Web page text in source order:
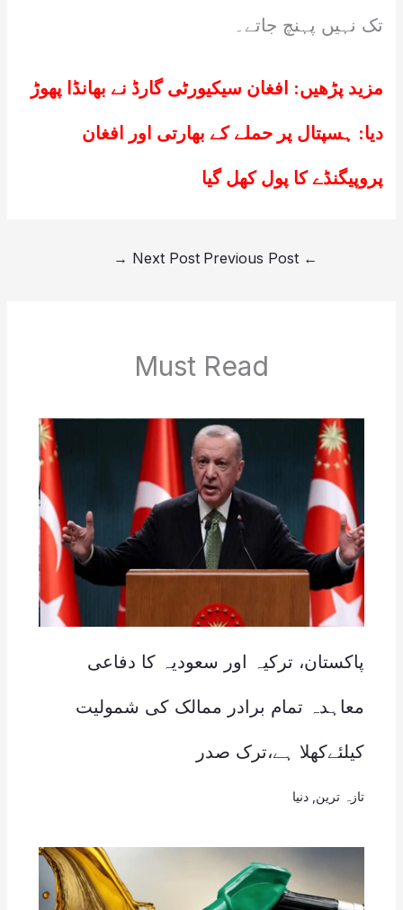
تک نہیں پہنچ جاتے۔
مزید پڑھیں: افغان سیکیورٹی گارڈ نے بھانڈا پھوڑ
دیا: ہسپتال پر حملے کے بھارتی اور افغان
پروپیگنڈے کا پول کھل گیا
←
Next Post
→
Must Read
پاکستان، ترکیہ اور سعودیہ کا دفاعی
معاہدہ تمام برادر ممالک کی شمولیت
کیلئےکھلا ہے،ترک صدر
تازہ ترین دنیا